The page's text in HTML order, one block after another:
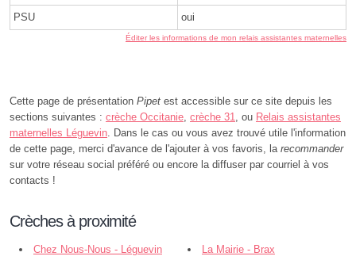
PSU oui
Éditer les informations de mon relais assistantes maternelles
Cette page de présentation Pipet est accessible sur ce site depuis les
sections suivantes : crèche Occitanie, crèche 31, ou Relais assistantes
maternelles Léguevin. Dans le cas ou vous avez trouvé utile l'information
de cette page, merci d'avance de l'ajouter à vos favoris, la recommander
sur votre réseau social préféré ou encore la diffuser par courriel à vos
contacts !
Crèches à proximité
Chez Nous-Nous - Léguevin La Mairie - Brax